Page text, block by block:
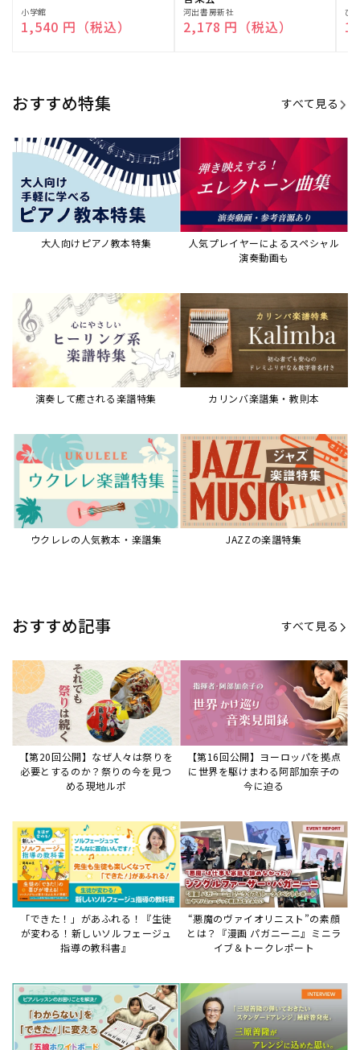
JAZZの楽譜特集
おすすめ記事 すべて見る
【第20回公開】なぜ人々は祭りを
必要とするのか？祭りの今を見つ
める現地ルポ
【第16回公開】ヨーロッパを拠点
に世界を駆けまわる阿部加奈子の
今に迫る
「できた！」があふれる！『生徒
指導の教科書』
イブ＆トークレポート
ード活用術
サイトからのお知らせ
2026年8月6日
8月6日障害発生のお知らせ